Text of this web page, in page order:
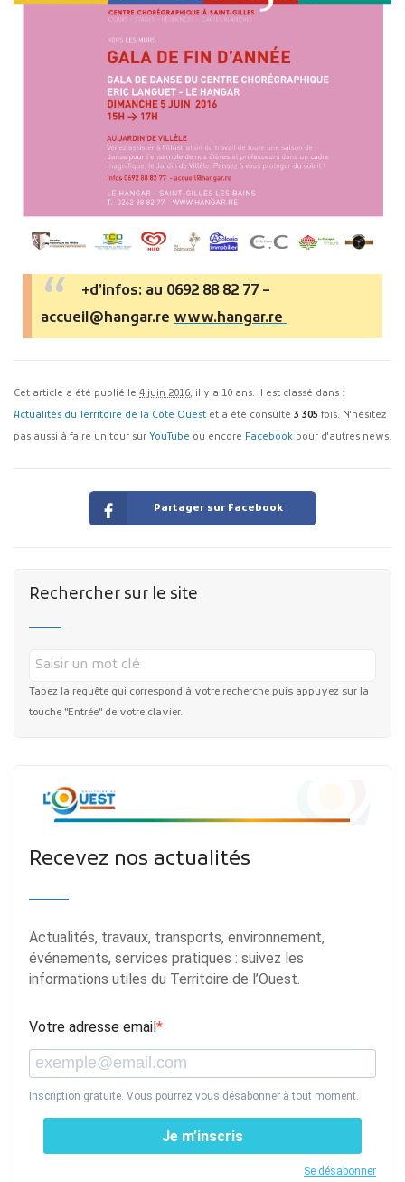
+d’infos: au 0692 88 82 77 –
accueil@hangar.re www.hangar.re
Cet article a été publié le 4 juin 2016, il y a 10 ans. Il est classé dans :
Actualités du Territoire de la Côte Ouest et a été consulté 3 305 fois. N'hésitez
pas aussi à faire un tour sur YouTube ou encore Facebook pour d'autres news.
Partager sur Facebook
Rechercher sur le site
Tapez la requête qui correspond à votre recherche puis appuyez sur la
touche "Entrée" de votre clavier.
Recevez nos actualités
Actualités, travaux, transports, environnement,
événements, services pratiques : suivez les
informations utiles du Territoire de l’Ouest.
Votre adresse email
Inscription gratuite. Vous pourrez vous désabonner à tout moment.
Je m’inscris
Se désabonner